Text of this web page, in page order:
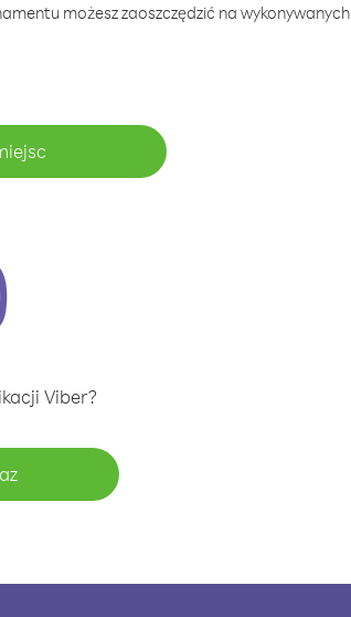
możesz zaoszczędzić na wykonywanych
Viber?